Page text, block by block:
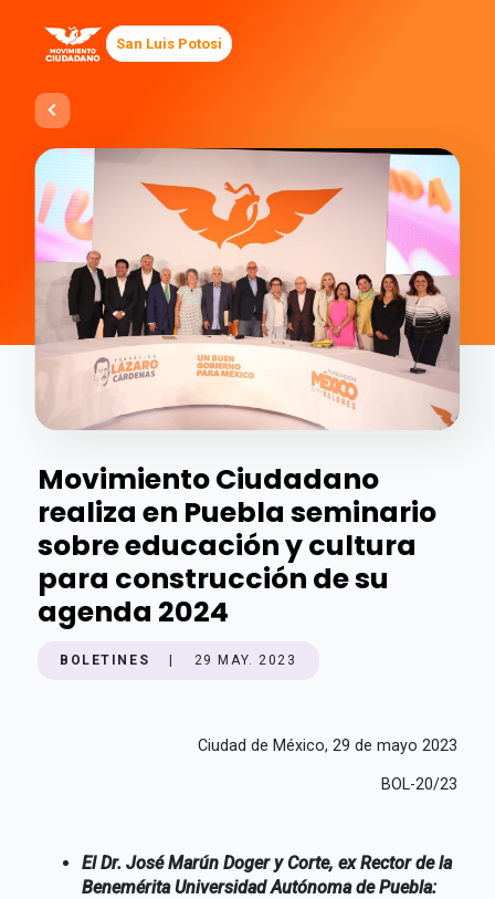
San Luis Potosi
Movimiento Ciudadano
realiza en Puebla seminario
sobre educación y cultura
para construcción de su
agenda 2024
BOLETINES 29 MAY. 2023
Ciudad de México, 29 de mayo 2023
BOL-20/23
El Dr. José Marún Doger y Corte, ex Rector de la
Benemérita Universidad Autónoma de Puebla: